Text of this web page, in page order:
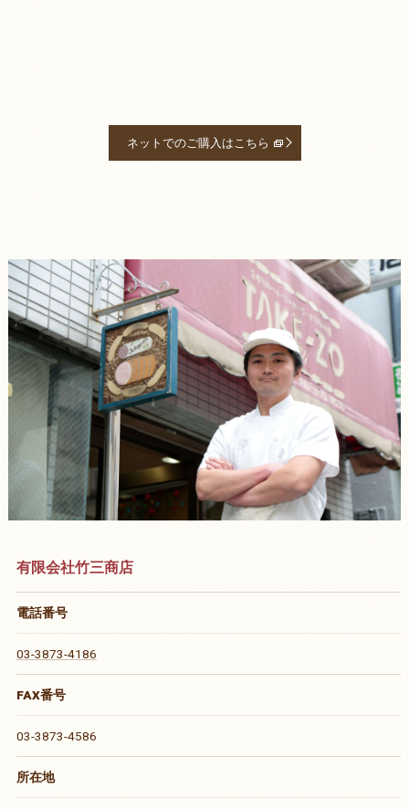
ネットでのご購入はこちら
有限会社竹三商店
電話番号
03-3873-4186
FAX番号
03-3873-4586
所在地